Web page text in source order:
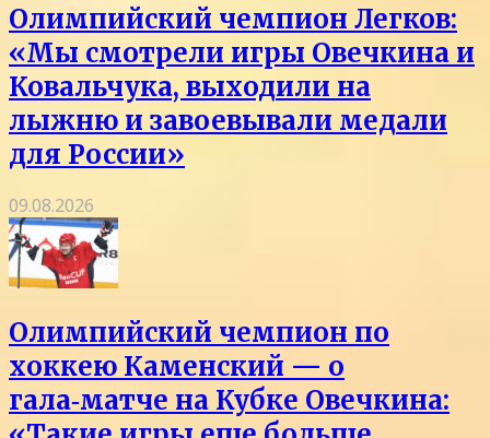
Олимпийский чемпион Легков:
«Мы смотрели игры Овечкина и
Ковальчука, выходили на
лыжню и завоевывали медали
для России»
09.08.2026
Олимпийский чемпион по
хоккею Каменский — о
гала‑матче на Кубке Овечкина: